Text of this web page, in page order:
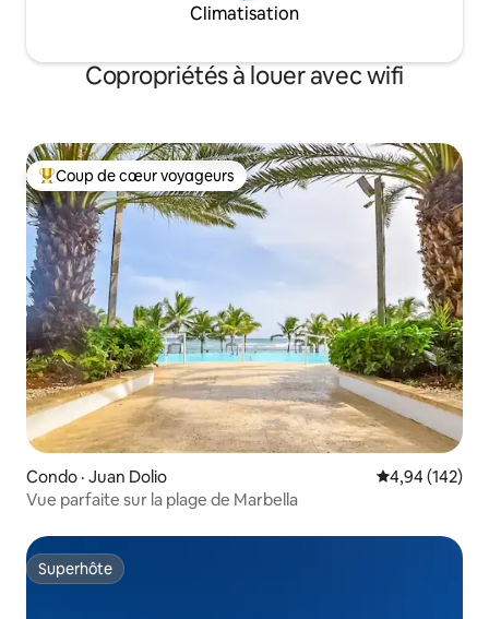
Climatisation
Copropriétés à louer avec wifi
Coup de cœur voyageurs parmi les plus aimés
Coup de cœur voyageurs
Condo · Juan Dolio Note
4,94 (142)
Vue parfaite sur la plage de Marbella
Superhôte
Superhôte